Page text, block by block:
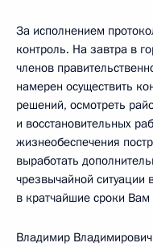
За исполнением
контроль. На завтра в
членов
намерен осуществить
решений, осмотреть
и восстановительных
жизнеобеспечения
выработать
чрезвычайной ситуации
в кратчайшие сроки Вам
Владимир